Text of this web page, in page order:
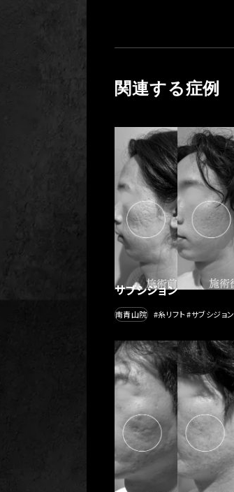
関連する症例
サブシジョン
南青山院 #糸リフト #サブシジョン